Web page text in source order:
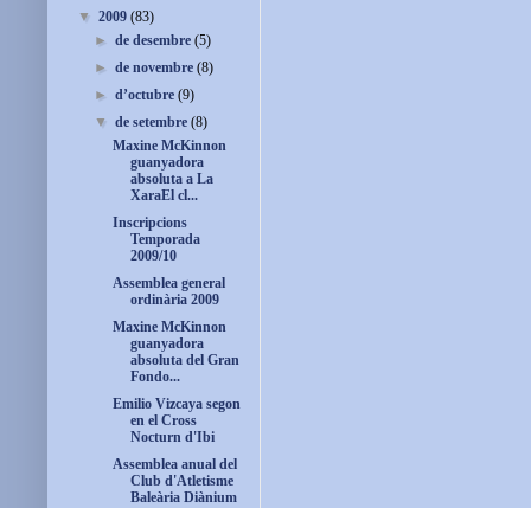
▼ 2009 (83)
►de desembre(5)
►de novembre(8)
►d’octubre(9)
▼de setembre(8)
Maxine McKinnon
guanyadora
absoluta a La
XaraEl cl...
Inscripcions
Temporada
2009/10
Assemblea general
ordinària 2009
Maxine McKinnon
guanyadora
absoluta del Gran
Fondo...
Emilio Vizcaya segon
en el Cross
Nocturn d'Ibi
Assemblea anual del
Club d'Atletisme
Baleària Diànium